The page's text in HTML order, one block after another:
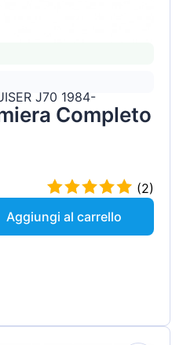
J70 1984-
Completo
(2)
Aggiungi al carrello